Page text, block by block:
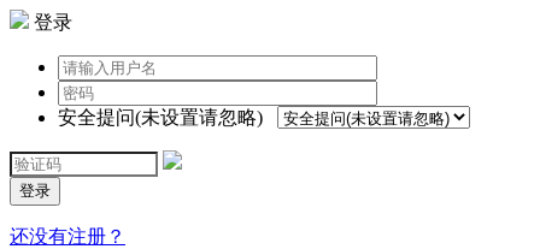
登录
安全提问(未设置请忽略)
登录
还没有注册？